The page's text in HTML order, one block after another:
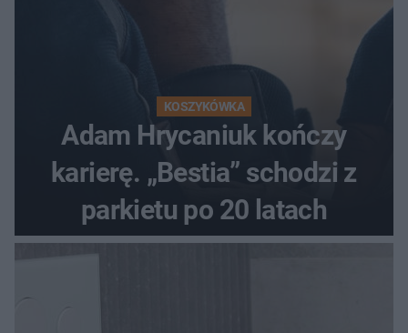
KOSZYKÓWKA
Adam Hrycaniuk kończy
karierę. „Bestia” schodzi z
parkietu po 20 latach